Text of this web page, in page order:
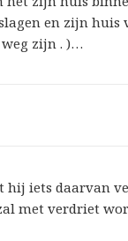
en zijn huis
zijn . )…
hij iets daarvan
met verdriet